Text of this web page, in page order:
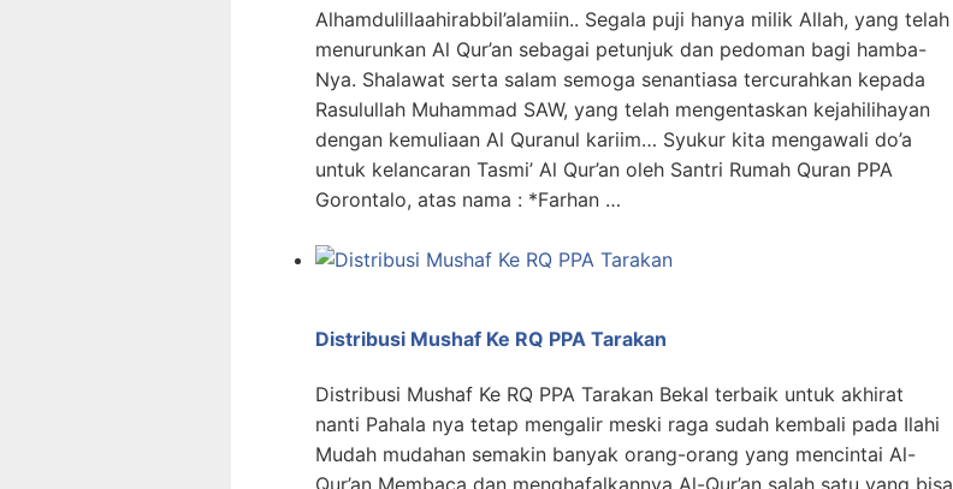
Alhamdulillaahirabbil’alamiin.. Segala puji hanya milik Allah, yang telah
menurunkan Al Qur’an sebagai petunjuk dan pedoman bagi hamba-
Nya. Shalawat serta salam semoga senantiasa tercurahkan kepada
Rasulullah Muhammad SAW, yang telah mengentaskan kejahilihayan
dengan kemuliaan Al Quranul kariim… Syukur kita mengawali do’a
untuk kelancaran Tasmi’ Al Qur’an oleh Santri Rumah Quran PPA
Gorontalo, atas nama : *Farhan …
Distribusi Mushaf Ke RQ PPA Tarakan
Distribusi Mushaf Ke RQ PPA Tarakan Bekal terbaik untuk akhirat
nanti Pahala nya tetap mengalir meski raga sudah kembali pada Ilahi
Mudah mudahan semakin banyak orang-orang yang mencintai Al-